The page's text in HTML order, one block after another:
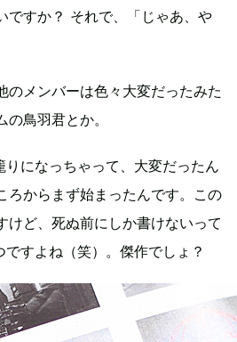
ですか？ それで、「じゃあ、や
メンバーは色々大変だったみた
鳥羽君とか。
りになっちゃって、大変だったん
ろからまず始まったんです。この
けど、死ぬ前にしか書けないって
すよね（笑）。傑作でしょ？